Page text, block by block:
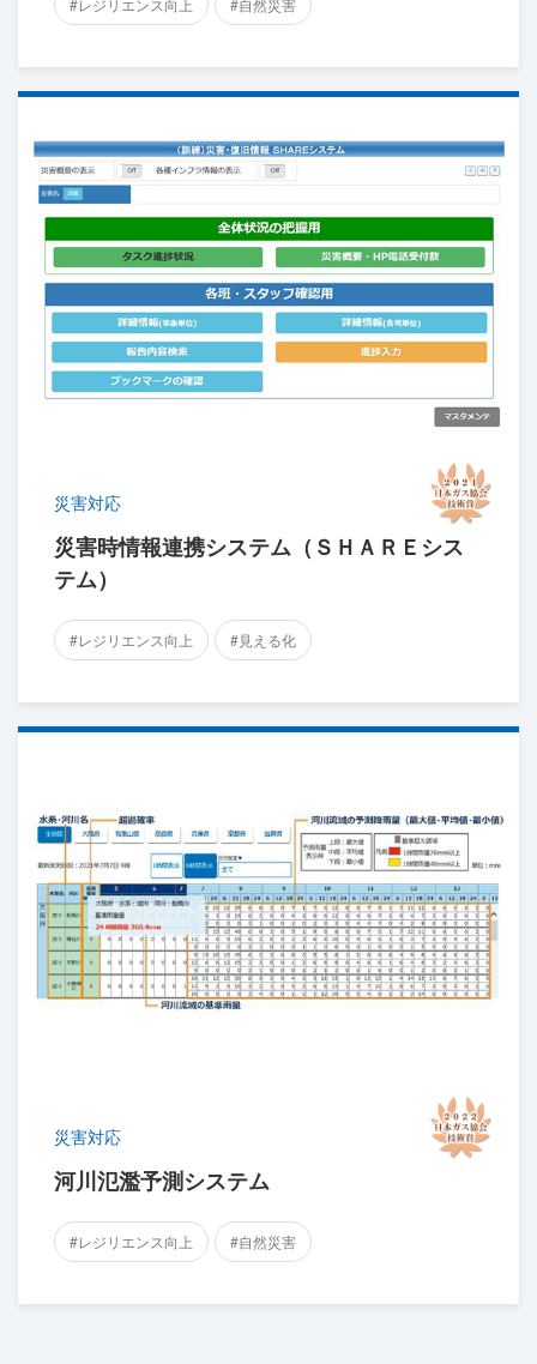
#レジリエンス向上 #自然災害
災害対応
災害時情報連携システム（ＳＨＡＲＥシス
テム）
#レジリエンス向上 #見える化
災害対応
河川氾濫予測システム
#レジリエンス向上 #自然災害